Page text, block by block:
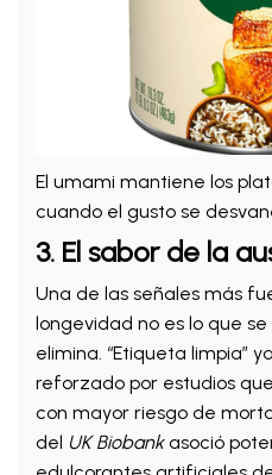
El umami mantiene los
cuando el gusto se
3. El sabor de la
Una de las señales más
longevidad no es lo que
elimina. “Etiqueta limpia”
reforzado por estudios
con mayor riesgo de
del UK Biobankasoció